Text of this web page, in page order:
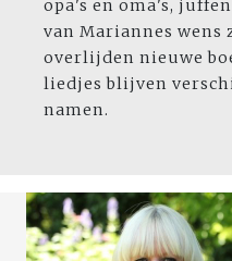
opa's en oma's,
van Mariannes wens
overlijden nieuwe
liedjes blijven
namen.